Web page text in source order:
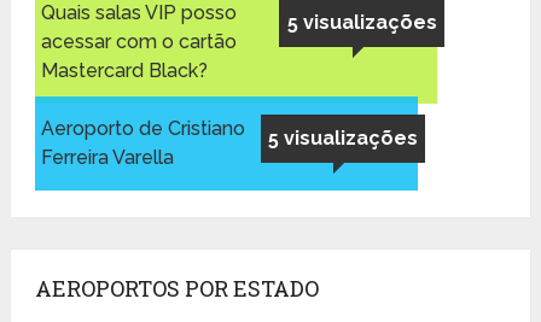
5 visualizações
Quais salas VIP posso
acessar com o cartão
Mastercard Black?
5 visualizações
Aeroporto de Cristiano
Ferreira Varella
AEROPORTOS POR ESTADO